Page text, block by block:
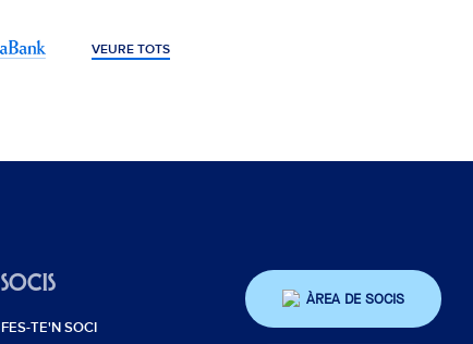
VEURE TOTS
SOCIS
FES-TE'N SOCI
ÀREA DE SOCIS